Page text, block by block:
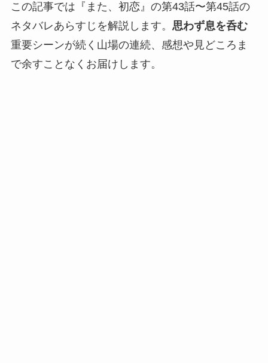
この記事では『また、初恋』の第43話〜第45話の
ネタバレあらすじを解説します。 思わず息を呑む
重要シーンが続く山場の連続、感想や見どころま
で余すことなくお届けします。